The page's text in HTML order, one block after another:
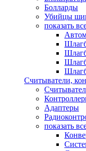
Болларды
Убийцы
показать
Считыватели,
Адаптеры
показать